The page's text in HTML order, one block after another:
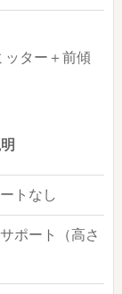
ッター＋前傾
トなし
ポート（高さ